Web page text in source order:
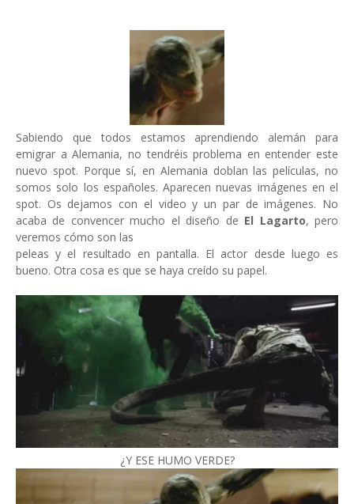
Sabiendo que todos estamos aprendiendo alemán para
emigrar a Alemania, no tendréis problema en entender este
nuevo spot. Porque sí, en Alemania doblan las películas, no
somos solo los españoles. Aparecen nuevas imágenes en el
spot. Os dejamos con el video y un par de imágenes. No
acaba de convencer mucho el diseño de El Lagarto, pero
veremos cómo son las
peleas y el resultado en pantalla. El actor desde luego es
bueno. Otra cosa es que se haya creído su papel.
¿Y ESE HUMO VERDE?